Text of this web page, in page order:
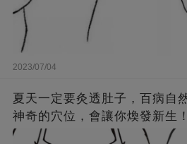
2023/07/04
夏天一定要灸透肚子，百病自
神奇的穴位，會讓你煥發新生！